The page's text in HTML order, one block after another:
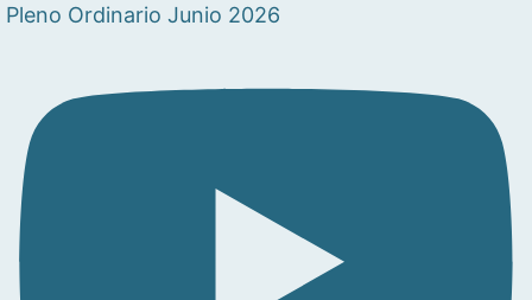
Pleno Ordinario Junio 2026